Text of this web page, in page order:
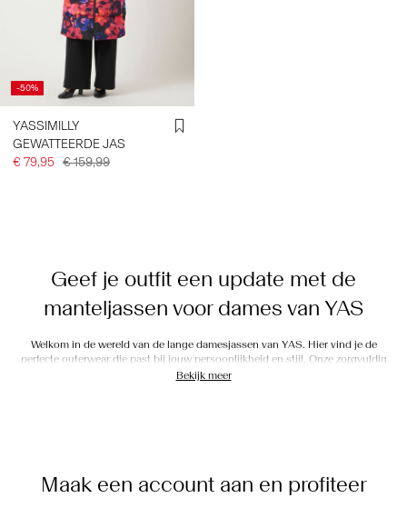
-50%
YASSIMILLY
GEWATTEERDE JAS
€ 79,95 € 159,99
Geef je outfit een update met de
manteljassen voor dames van YAS
Welkom in de wereld van de lange damesjassen van YAS. Hier vind je de
perfecte outerwear die past bij jouw persoonlijkheid en stijl. Onze zorgvuldig
samengestelde collectie is ontworpen voor vrouwen zoals jij, die niet bang zijn
modern
Bekijk meer
Maak een account aan en profiteer